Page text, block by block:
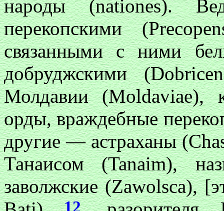
народы (nationes).
перекопскими
связанными с ними
добруджскими
Молдавии (Moldaviae),
орды, враждебные
другие — астраханы
Танаисом (Tanaim),
заволжские (Zawolsca),
12